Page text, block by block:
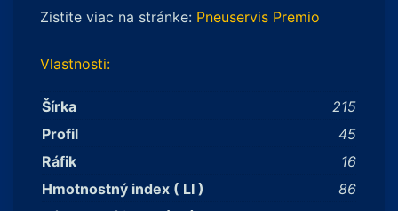
Zistite viac na stránke: Pneuservis Premio
Vlastnosti:
Šírka
215
Profil
45
Ráfik
16
Hmotnostný index ( LI )
86